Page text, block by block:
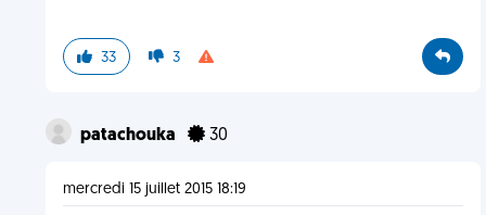
33 3
patachouka 30
mercredi 15 juillet 2015 18:19